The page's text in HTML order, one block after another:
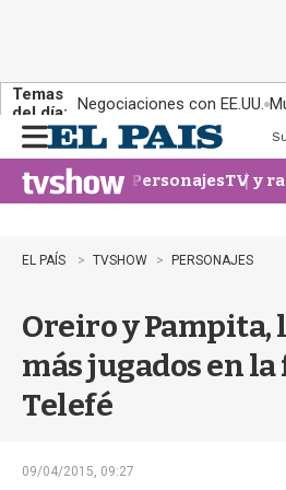
Temas
del día: Negociaciones con EE.UU.
n
u
PersonajesTV y
EL PAÍS TVSHOW PERSONAJES
Oreiro y Pampita,
más jugados en la
Telefé
09/04/2015, 09:27